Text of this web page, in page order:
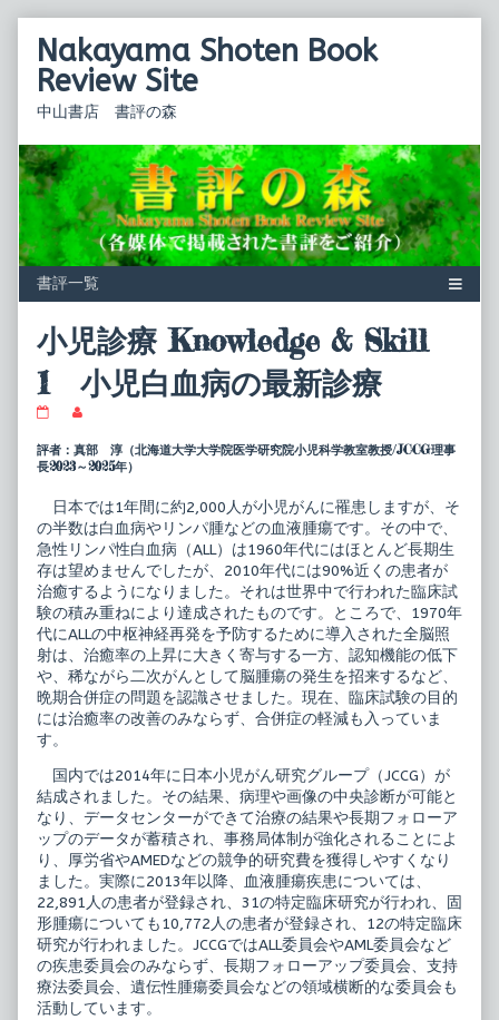
contentNakayama Shoten Book
Review Site
中山書店 書評の森
小児診療 Knowledge & Skill
1 小児白血病の最新診療
診
療
Skill
1
小
児
白
血
病
の
最
新
診
療
published
on
posts
by
of
小
児
診
療
Knowledge
&
Skill
1
小
児
白
血
病
新
診
療,
評者：真部 淳（北海道大学大学院医学研究院小児科学教室教授/JCCG理事
長2023～2025年）
日本では1年間に約2,000人が小児がんに罹患しますが、そ
の半数は白血病やリンパ腫などの血液腫瘍です。その中で、
急性リンパ性白血病（ALL）は1960年代にはほとんど長期生
存は望めませんでしたが、2010年代には90%近くの患者が
治癒するようになりました。それは世界中で行われた臨床試
験の積み重ねにより達成されたものです。ところで、1970年
代にALLの中枢神経再発を予防するために導入された全脳照
射は、治癒率の上昇に大きく寄与する一方、認知機能の低下
や、稀ながら二次がんとして脳腫瘍の発生を招来するなど、
晩期合併症の問題を認識させました。現在、臨床試験の目的
には治癒率の改善のみならず、合併症の軽減も入っていま
す。
国内では2014年に日本小児がん研究グループ（JCCG）が
結成されました。その結果、病理や画像の中央診断が可能と
なり、データセンターができて治療の結果や長期フォローア
ップのデータが蓄積され、事務局体制が強化されることによ
り、厚労省やAMEDなどの競争的研究費を獲得しやすくなり
ました。実際に2013年以降、血液腫瘍疾患については、
22,891人の患者が登録され、31の特定臨床研究が行われ、固
形腫瘍についても10,772人の患者が登録され、12の特定臨床
研究が行われました。JCCGではALL委員会やAML委員会など
の疾患委員会のみならず、長期フォローアップ委員会、支持
療法委員会、遺伝性腫瘍委員会などの領域横断的な委員会も
活動しています。